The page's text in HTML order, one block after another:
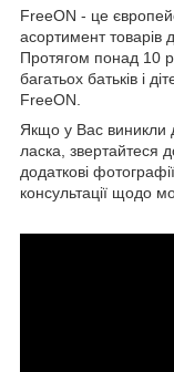
FreeON - це
асортимент товарів
Протягом понад 10
багатьох батьків і
FreeON
Якщо у Вас виникли
ласка, звертайтеся
додаткові
консультації щодо